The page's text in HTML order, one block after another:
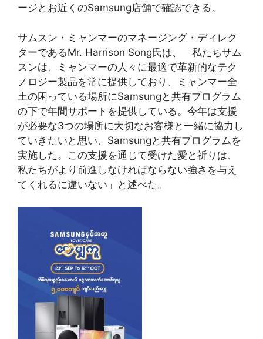
ージとお近くのSamsung店舗で確認できる。
サムスン・ミャンマーのマネージング・ディレク
ターであるMr. Harrison Song氏は、「私たちサム
スンは、ミャンマーの人々に最適で革新的なテク
ノロジー製品を常に提供しており、ミャンマー全
土の困っている場所にSamsungと共有プログラム
の下で年間サポートを提供している。今年は支援
が必要な3つの場所に大切なお客様と一緒に協力し
ていきたいと思い、Samsungと共有プログラムを
実施した。この支援を通じて受けた愛と祈りは、
私たちがより前進しなければならない強さを与え
てくれるに違いない」と述べた。